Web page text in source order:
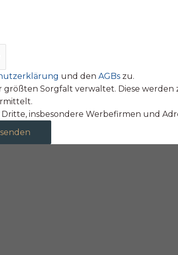
und den AGBs zu.
größten Sorgfalt verwaltet. Diese
insbesondere Werbefirmen und